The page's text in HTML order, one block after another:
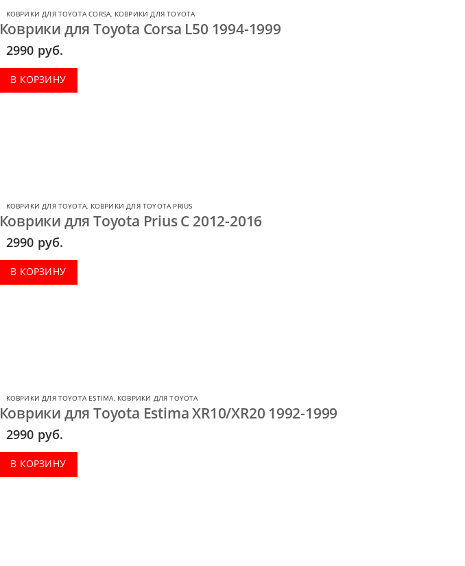
КОВРИКИ ДЛЯ TOYOTA CORSA, КОВРИКИ ДЛЯ TOYOTA
Коврики для Toyota Corsa L50 1994-1999
2990 руб.
В КОРЗИНУ
КОВРИКИ ДЛЯ TOYOTA, КОВРИКИ ДЛЯ TOYOTA PRIUS
Коврики для Toyota Prius C 2012-2016
2990 руб.
В КОРЗИНУ
КОВРИКИ ДЛЯ TOYOTA ESTIMA, КОВРИКИ ДЛЯ TOYOTA
Коврики для Toyota Estima XR10/XR20 1992-1999
2990 руб.
В КОРЗИНУ